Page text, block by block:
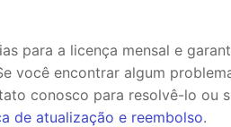
para a licença mensal e
você encontrar algum
conosco para resolvê-lo ou
de atualização e reembolso.